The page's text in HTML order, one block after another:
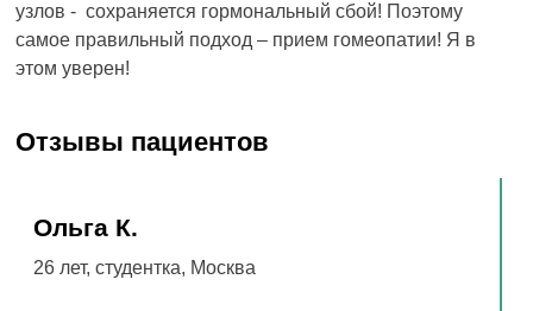
узлов - сохраняется гормональный сбой! Поэтому
самое правильный подход – прием гомеопатии! Я в
этом уверен!
Отзывы пациентов
Ольга К.
26 лет, студентка, Москва